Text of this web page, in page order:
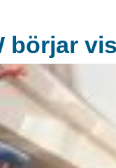
börjar